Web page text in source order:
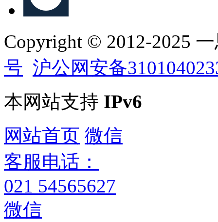
Copyright © 2012-2025
号 沪公网安备
本网站支持 IPv6
网站首页 微信
客服电话：
021 54565627
微信